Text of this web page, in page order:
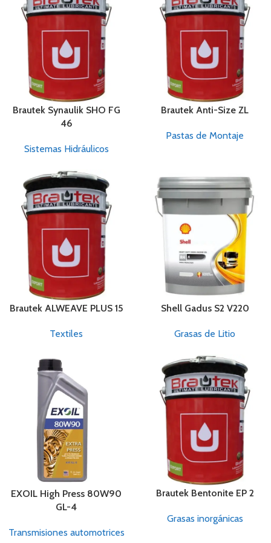
Brautek Synaulik SHO FG
46
Sistemas Hidráulicos
Brautek Anti-Size ZL
Pastas de Montaje
Brautek ALWEAVE PLUS 15
Textiles
Shell Gadus S2 V220
Grasas de Litio
EXOIL High Press 80W90
GL-4
Transmisiones automotrices
Brautek Bentonite EP 2
Grasas inorgánicas